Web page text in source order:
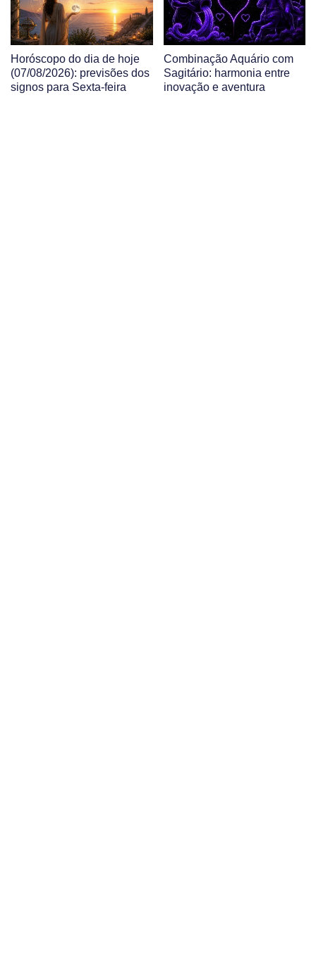
Horóscopo do dia de hoje
(07/08/2026): previsões dos
signos para Sexta-feira
Combinação Aquário com
Sagitário: harmonia entre
inovação e aventura